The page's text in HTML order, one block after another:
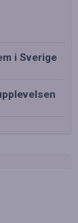
i Sverige